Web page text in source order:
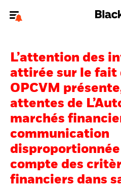
professionnels.
jourvotre type d'utilisateur.
Nous connaître
Thèmes
ETF iShares
L’attention des
attirée sur le fait
OPCVM
attentes de
marchés
communication
compte des
financiers dans